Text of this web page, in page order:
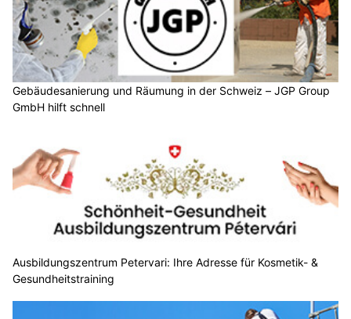
Gebäudesanierung und Räumung in der Schweiz – JGP Group
GmbH hilft schnell
Ausbildungszentrum Petervari: Ihre Adresse für Kosmetik- &
Gesundheitstraining